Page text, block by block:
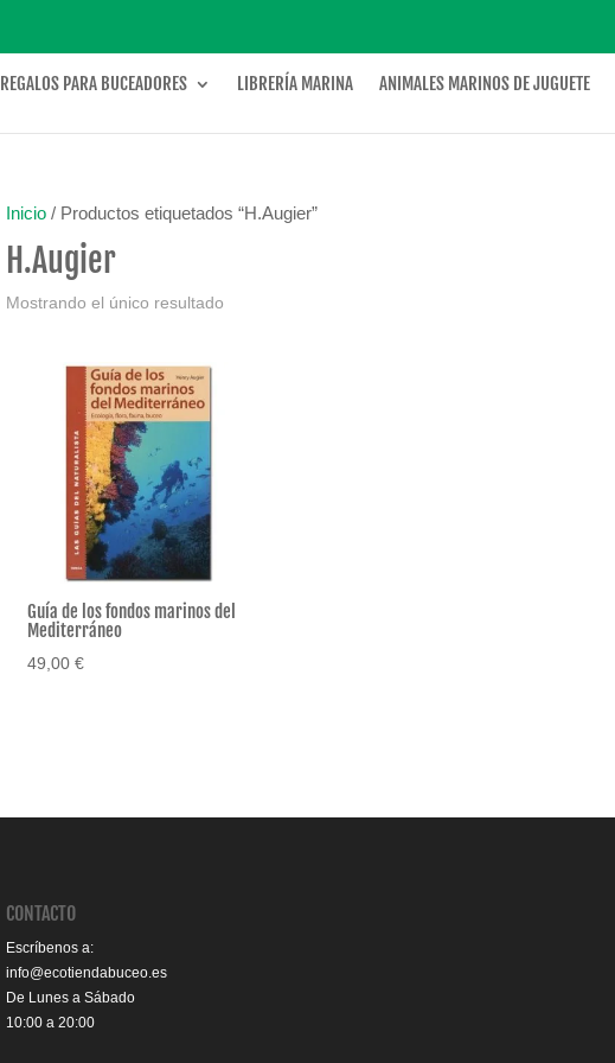
REGALOS PARA BUCEADORES LIBRERÍA MARINA ANIMALES MARINOS DE JUGUETE
Inicio / Productos etiquetados “H.Augier”
H.Augier
Mostrando el único resultado
Guía de los fondos marinos del
Mediterráneo
49,00€
CONTACTO
Escríbenos a:
info@ecotiendabuceo.es
De Lunes a Sábado
10:00 a 20:00